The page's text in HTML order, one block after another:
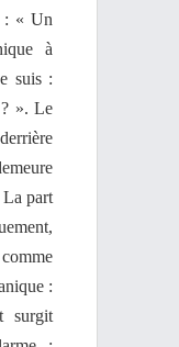
: « Un
à
suis :
». Le
part
:
surgit